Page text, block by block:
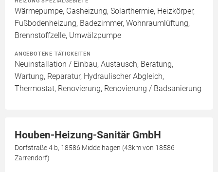
Wärmepumpe, Gasheizung, Solarthermie, Heizkörper,
Fußbodenheizung, Badezimmer, Wohnraumlüftung,
Brennstoffzelle, Umwälzpumpe
ANGEBOTENE TÄTIGKEITEN
Neuinstallation / Einbau, Austausch, Beratung,
Wartung, Reparatur, Hydraulischer Abgleich,
Thermostat, Renovierung, Renovierung / Badsanierung
Houben-Heizung-Sanitär GmbH
Dorfstraße 4 b, 18586 Middelhagen (43km von 18586
Zarrendorf)